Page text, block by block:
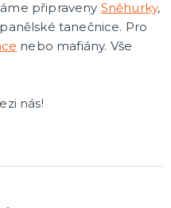
připraveny Sněhurky,
tanečnice. Pro
nebo mafiány. Vše
nás!